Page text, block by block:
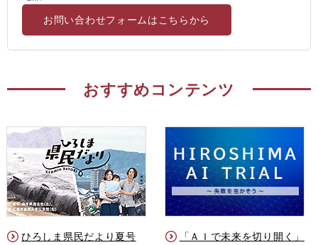
お問い合わせフォームはこちらから
おすすめコンテンツ
ひろしま県民だより夏号
「ＡＩで未来を切り開く」